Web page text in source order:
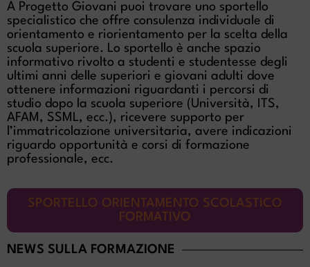
A Progetto Giovani puoi trovare uno sportello
specialistico che offre consulenza individuale di
orientamento e riorientamento per la scelta della
scuola superiore. Lo sportello è anche spazio
informativo rivolto a studenti e studentesse degli
ultimi anni delle superiori e giovani adulti dove
ottenere informazioni riguardanti i percorsi di
studio dopo la scuola superiore (Università, ITS,
AFAM, SSML, ecc.), ricevere supporto per
l’immatricolazione universitaria, avere indicazioni
riguardo opportunità e corsi di formazione
professionale, ecc.
SPORTELLO ORIENTAMENTO SCOLASTICO
FORMATIVO
NEWS SULLA FORMAZIONE